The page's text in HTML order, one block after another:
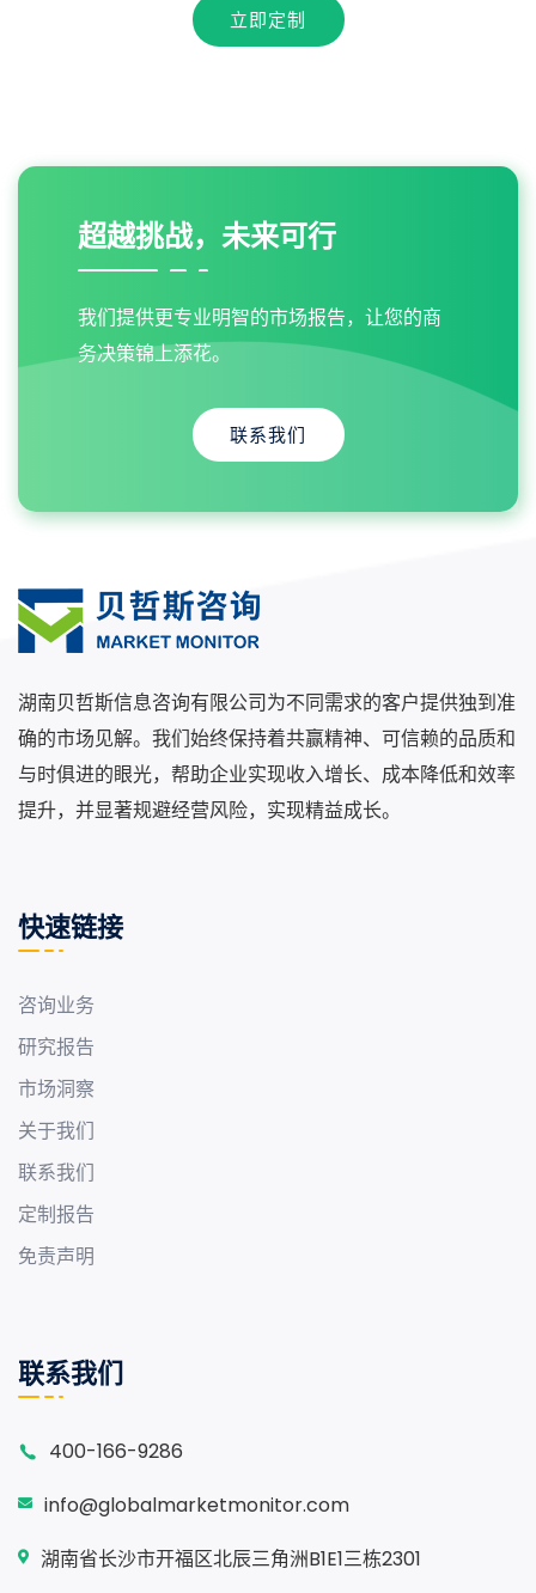
立即定制
超越挑战，未来可行
我们提供更专业明智的市场报告，让您的商
务决策锦上添花。
联系我们
湖南贝哲斯信息咨询有限公司为不同需求的客户提供独到准
确的市场见解。我们始终保持着共赢精神、可信赖的品质和
与时俱进的眼光，帮助企业实现收入增长、成本降低和效率
提升，并显著规避经营风险，实现精益成长。
快速链接
咨询业务
研究报告
市场洞察
关于我们
联系我们
定制报告
免责声明
联系我们
400-166-9286
info@globalmarketmonitor.com
湖南省长沙市开福区北辰三角洲B1E1三栋2301